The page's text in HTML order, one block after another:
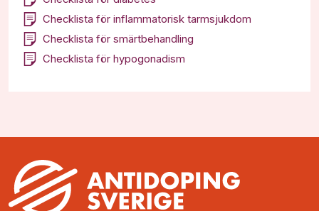
Checklista för inflammatorisk tarmsjukdom
Checklista för smärtbehandling
Checklista för hypogonadism